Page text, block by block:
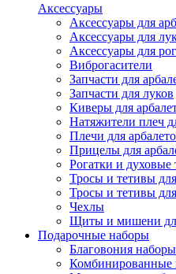
Аксессуары
Аксессуары для
Аксессуары для
Аксессуары для
Виброгасители
Запчасти для
Запчасти для луков
Киверы для
Натяжители плеч
Плечи для
Прицелы для
Рогатки и духовые
Тросы и тетивы для
Тросы и тетивы
Чехлы
Щиты и мишени
Подарочные наборы
Благовония наборы
Комбинированные